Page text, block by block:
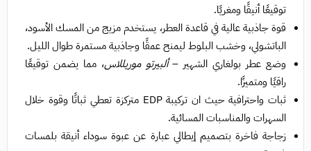
توقيعًا أنيقًا ومغريًا.
قوة جاذبية عالية في قاعدة العطر، يستخدم مزيج من المسك الأسود،
الباتشولي، وخشب البلوط ليمنح عمقًا وجاذبية مستمرة طوال الليل.
وضع عطر بولغاري الشهير –ألبيرتو موريللاس، مما يضمن توقيعًا
راقيًا ومتميزًا.
ثبات واحترافية حيث ان تركيبة EDP متركزة تعطي ثباتًا وقوة خلال
السهرات والمناسبات المسائية.
زجاجة فاخرة بتصميم إيطالي عبارة عن عبوة سوداء أنيقة بلمسات